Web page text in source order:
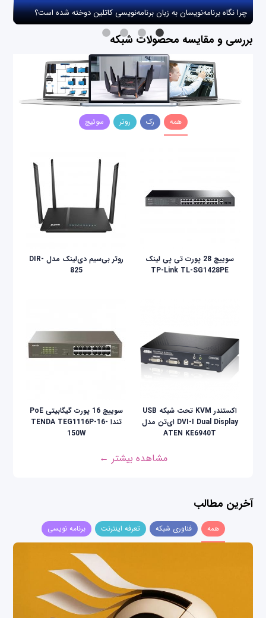
چرا نگاه برنامه‌نویسان به زبان برنامه‌نویسی کاتلین دوخته شده است؟
بررسی و مقایسه محصولات شبکه
همه رک روتر سوئیچ
سوییچ 28 پورت تی پی لینک
TP-Link TL-SG1428PE
روتر بی‌سیم دی‌لینک مدل DIR-
825
اکستندر KVM تحت شبکه USB
DVI-I Dual Display ای‌تن مدل
ATEN KE6940T
سوییچ 16 پورت گیگابیتی PoE
تندا TENDA TEG1116P-16-
150W
مشاهده بیشتر ←
آخرین مطالب
همه فناوری شبکه تعرفه اینترنت برنامه نویسی